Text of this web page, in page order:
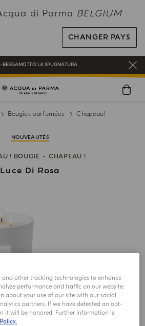
di Parma BELGIUM
CHANGER PAYS
À 120€
ET PROFITEZ DE NOS AVANTAGES
TOUTE COMMANDE SUPÉRIEURE À 180€
BERGAMOTTO LA SPUGNATURA
Bougies parfumées Chapeau!
NOUVEAUTÉS
! BOUGIE CHAPEAU !
Luce Di Rosa
and other tracking technologies to enhance
performance and traffic on our website.
about your use of our site with our social
partners. If we have detected an opt-
it will be honored. Further information is